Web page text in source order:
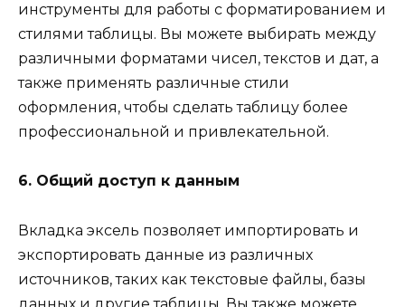
инструменты для работы с форматированием и
стилями таблицы. Вы можете выбирать между
различными форматами чисел, текстов и дат, а
также применять различные стили
оформления, чтобы сделать таблицу более
профессиональной и привлекательной.
6. Общий доступ к данным
Вкладка эксель позволяет импортировать и
экспортировать данные из различных
источников, таких как текстовые файлы, базы
данных и другие таблицы. Вы также можете